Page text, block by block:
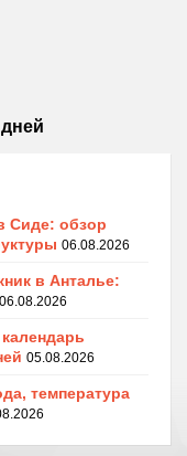
Сиде: обзор
06.08.2026
в Анталье:
06.08.2026
05.08.2026
температура